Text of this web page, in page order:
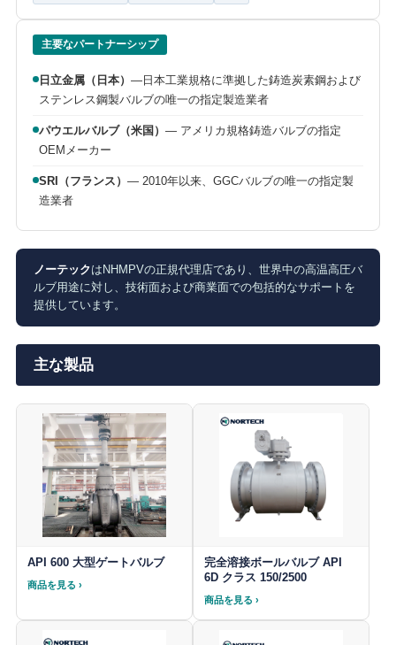
主要なパートナーシップ
日立金属（日本） ―日本工業規格に準拠した鋳造炭素鋼および
ステンレス鋼製バルブの唯一の指定製造業者
パウエルバルブ（米国） — アメリカ規格鋳造バルブの指定
OEMメーカー
SRI（フランス） — 2010年以来、GGCバルブの唯一の指定製
造業者
ノーテックはNHMPVの正規代理店であり、世界中の高温高圧バ
ルブ用途に対し、技術面および商業面での包括的なサポートを
提供しています。
主な製品
API 600 大型ゲートバルブ
商品を見る ›
完全溶接ボールバルブ API
6D クラス 150/2500
商品を見る ›